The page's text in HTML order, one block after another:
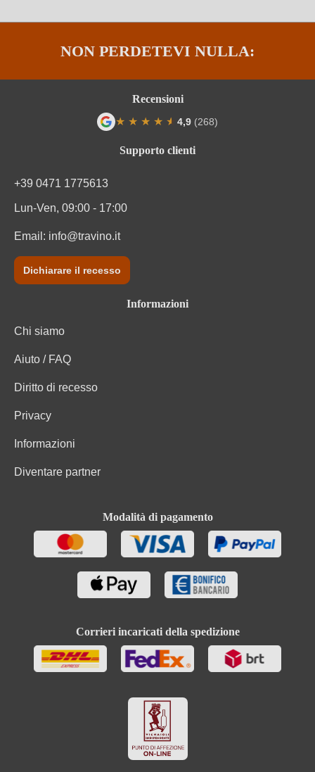
NON PERDETEVI NULLA:
Supporto clienti
+39 0471 1775613
Lun-Ven, 09:00 - 17:00
Email: info@travino.it
Dichiarare il recesso
Informazioni
Chi siamo
Aiuto / FAQ
Diritto di recesso
Privacy
Informazioni
Diventare partner
Modalità di pagamento
Corrieri incaricati della spedizione
Recensioni
★ ★ ★ ★ ★
★ 4,9 (268)